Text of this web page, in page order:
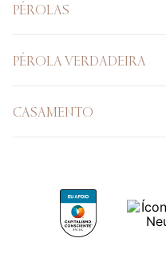
PÉROLAS
PÉROLA VERDADEIRA
CASAMENTO